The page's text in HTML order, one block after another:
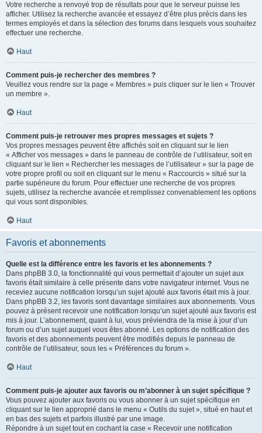
Votre recherche a renvoyé trop de résultats pour que le serveur puisse les
afficher. Utilisez la recherche avancée et essayez d’être plus précis dans les
termes employés et dans la sélection des forums dans lesquels vous souhaitez
effectuer une recherche.
Haut
Comment puis-je rechercher des membres ?
Veuillez vous rendre sur la page « Membres » puis cliquer sur le lien « Trouver
un membre ».
Haut
Comment puis-je retrouver mes propres messages et sujets ?
Vos propres messages peuvent être affichés soit en cliquant sur le lien
« Afficher vos messages » dans le panneau de contrôle de l’utilisateur, soit en
cliquant sur le lien « Rechercher les messages de l’utilisateur » sur la page de
votre propre profil ou soit en cliquant sur le menu « Raccourcis » situé sur la
partie supérieure du forum. Pour effectuer une recherche de vos propres
sujets, utilisez la recherche avancée et remplissez convenablement les options
qui vous sont disponibles.
Haut
Favoris et abonnements
Quelle est la différence entre les favoris et les abonnements ?
Dans phpBB 3.0, la fonctionnalité qui vous permettait d’ajouter un sujet aux
favoris était similaire à celle présente dans votre navigateur internet. Vous ne
receviez aucune notification lorsqu’un sujet ajouté aux favoris était mis à jour.
Dans phpBB 3.2, les favoris sont davantage similaires aux abonnements. Vous
pouvez à présent recevoir une notification lorsqu’un sujet ajouté aux favoris est
mis à jour. L’abonnement, quant à lui, vous préviendra de la mise à jour d’un
forum ou d’un sujet auquel vous êtes abonné. Les options de notification des
favoris et des abonnements peuvent être modifiés depuis le panneau de
contrôle de l’utilisateur, sous les « Préférences du forum ».
Haut
Comment puis-je ajouter aux favoris ou m’abonner à un sujet spécifique ?
Vous pouvez ajouter aux favoris ou vous abonner à un sujet spécifique en
cliquant sur le lien approprié dans le menu « Outils du sujet », situé en haut et
en bas des sujets et parfois illustré par une image.
Répondre à un sujet tout en cochant la case « Recevoir une notification